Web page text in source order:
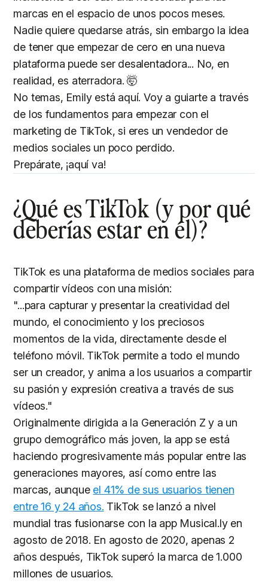
marcas en el espacio de unos pocos meses.
Nadie quiere quedarse atrás, sin embargo la idea
de tener que empezar de cero en una nueva
plataforma puede ser desalentadora... No, en
realidad, es aterradora. 🤯
No temas, Emily está aquí. Voy a guiarte a través
de los fundamentos para empezar con el
marketing de TikTok, si eres un vendedor de
medios sociales un poco perdido.
Prepárate, ¡aquí va!
¿Qué es TikTok (y por qué
deberías estar en él)?
TikTok es una plataforma de medios sociales para
compartir vídeos con una misión:
"...para capturar y presentar la creatividad del
mundo, el conocimiento y los preciosos
momentos de la vida, directamente desde el
teléfono móvil. TikTok permite a todo el mundo
ser un creador, y anima a los usuarios a compartir
su pasión y expresión creativa a través de sus
vídeos."
Originalmente dirigida a la Generación Z y a un
grupo demográfico más joven, la app se está
haciendo progresivamente más popular entre las
generaciones mayores, así como entre las
marcas, aunque el 41% de sus usuarios tienen
entre 16 y 24 años. TikTok se lanzó a nivel
mundial tras fusionarse con la app Musical.ly en
agosto de 2018. En agosto de 2020, apenas 2
años después, TikTok superó la marca de 1.000
millones de usuarios.